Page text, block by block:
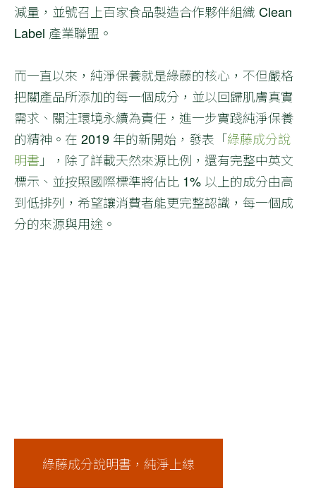
減量，並號召上百家食品製造合作夥伴組織 Clean
Label 產業聯盟。
而一直以來，純淨保養就是綠藤的核心，不但嚴格
把關產品所添加的每一個成分，並以回歸肌膚真實
需求、關注環境永續為責任，進一步實踐純淨保養
的精神。在 2019 年的新開始，發表「綠藤成分說
明書 」，除了詳載天然來源比例，還有完整中英文
標示、並按照國際標準將佔比 1% 以上的成分由高
到低排列，希望讓消費者能更完整認識，每一個成
分的來源與用途。
綠藤成分說明書，純淨上線